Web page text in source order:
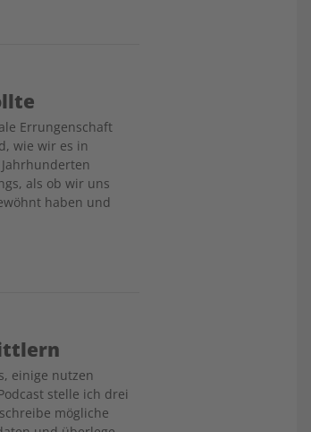
Errungenschaft
wie wir es in
als ob wir uns
haben und
einige nutzen
stelle ich drei
mögliche